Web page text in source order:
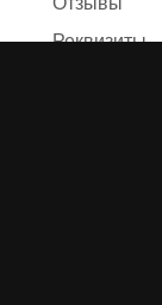
Реквизиты